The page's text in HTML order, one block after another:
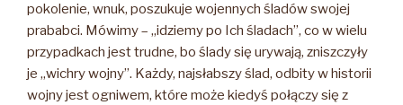
pokolenie, wnuk, poszukuje wojennych śladów swojej
prababci. Mówimy – „idziemy po Ich śladach”, co w wielu
przypadkach jest trudne, bo ślady się urywają, zniszczyły
je „wichry wojny”. Każdy, najsłabszy ślad, odbity w historii
wojny jest ogniwem, które może kiedyś połączy się z